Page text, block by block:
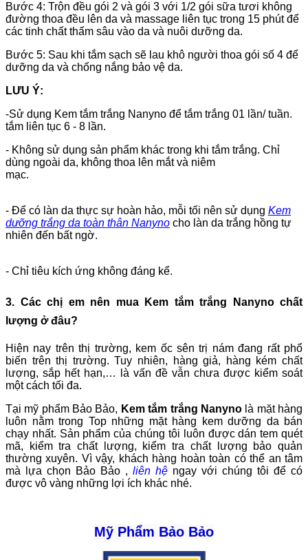
Bước 4: Trộn đều gói 2 và gói 3 với 1/2 gói sữa tươi không
đường thoa đều lên da và massage liên tục trong 15 phút để
các tinh chất thấm sâu vào da và nuôi dưỡng da.
Bước 5: Sau khi tắm sạch sẽ lau khô người thoa gói số 4 để
dưỡng da và chống nắng bảo vệ da.
LƯU Ý:
-Sử dụng Kem tắm trắng Nanyno để tắm trắng 01 lần/ tuần.
tắm liên tục 6 - 8 lần.
- Không sử dụng sản phẩm khác trong khi tắm trắng. Chỉ
dùng ngoài da, không thoa lên mắt và niêm
mạc.
- Để có làn da thực sự hoàn hảo, mỗi tối nên sử dụng Kem
dưỡng trắng da toàn thân Nanyno cho làn da trắng hồng tự
nhiên đến bất ngờ.
- Chỉ tiêu kích ứng không đáng kể.
3. Các chị em nên mua
Kem tắm trắng Nanyno chất
lượng ở đâu?
Hiện nay trên thị trường, kem ốc sên trị nám đang rất phổ
biến trên thị trường. Tuy nhiên, hàng giả, hàng kém chất
lượng, sắp hết hạn,… là vấn đề vẫn chưa được kiểm soát
một cách tối đa.
Tại mỹ phẩm Bảo Bảo, Kem tắm trắng Nanynolà mặt hàng
luôn nằm trong Top những mặt hàng kem dưỡng da bán
chạy nhất. Sản phẩm của chúng tôi luôn được dán tem quét
mã, kiểm tra chất lượng, kiểm tra chất lượng bảo quản
thường xuyên. Vì vậy, khách hàng hoàn toàn có thể an tâm
mà lựa chọn Bảo Bảo , liên hệ ngay với chúng tôi để có
được vô vàng những lợi ích khác nhé.
Mỹ Phẩm Bảo Bảo